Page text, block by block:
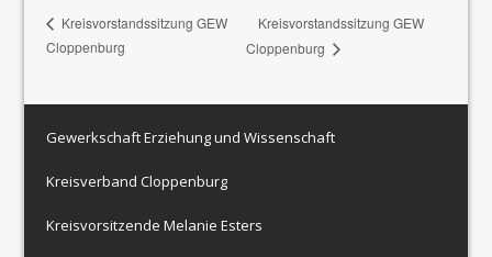
Kreisvorstandssitzung GEW
Cloppenburg
Kreisvorstandssitzung GEW
Cloppenburg
Gewerkschaft Erziehung und Wissenschaft
Kreisverband Cloppenburg
Kreisvorsitzende Melanie Esters